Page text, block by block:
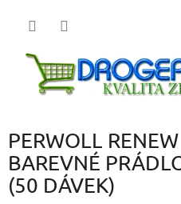
PERWOLL
BAREVNÉ
(50 DÁVEK)